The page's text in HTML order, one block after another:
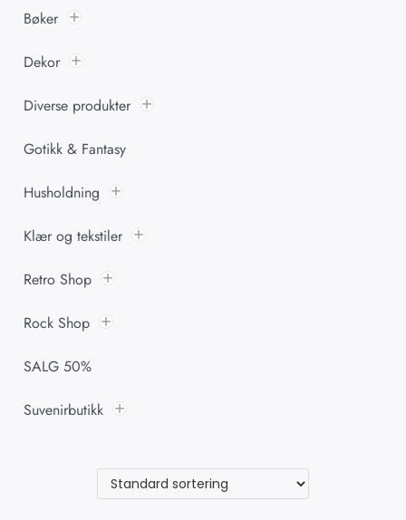
Bøker
Dekor
Diverse produkter
Gotikk & Fantasy
Husholdning
Klær og tekstiler
Retro Shop
Rock Shop
SALG 50%
Suvenirbutikk